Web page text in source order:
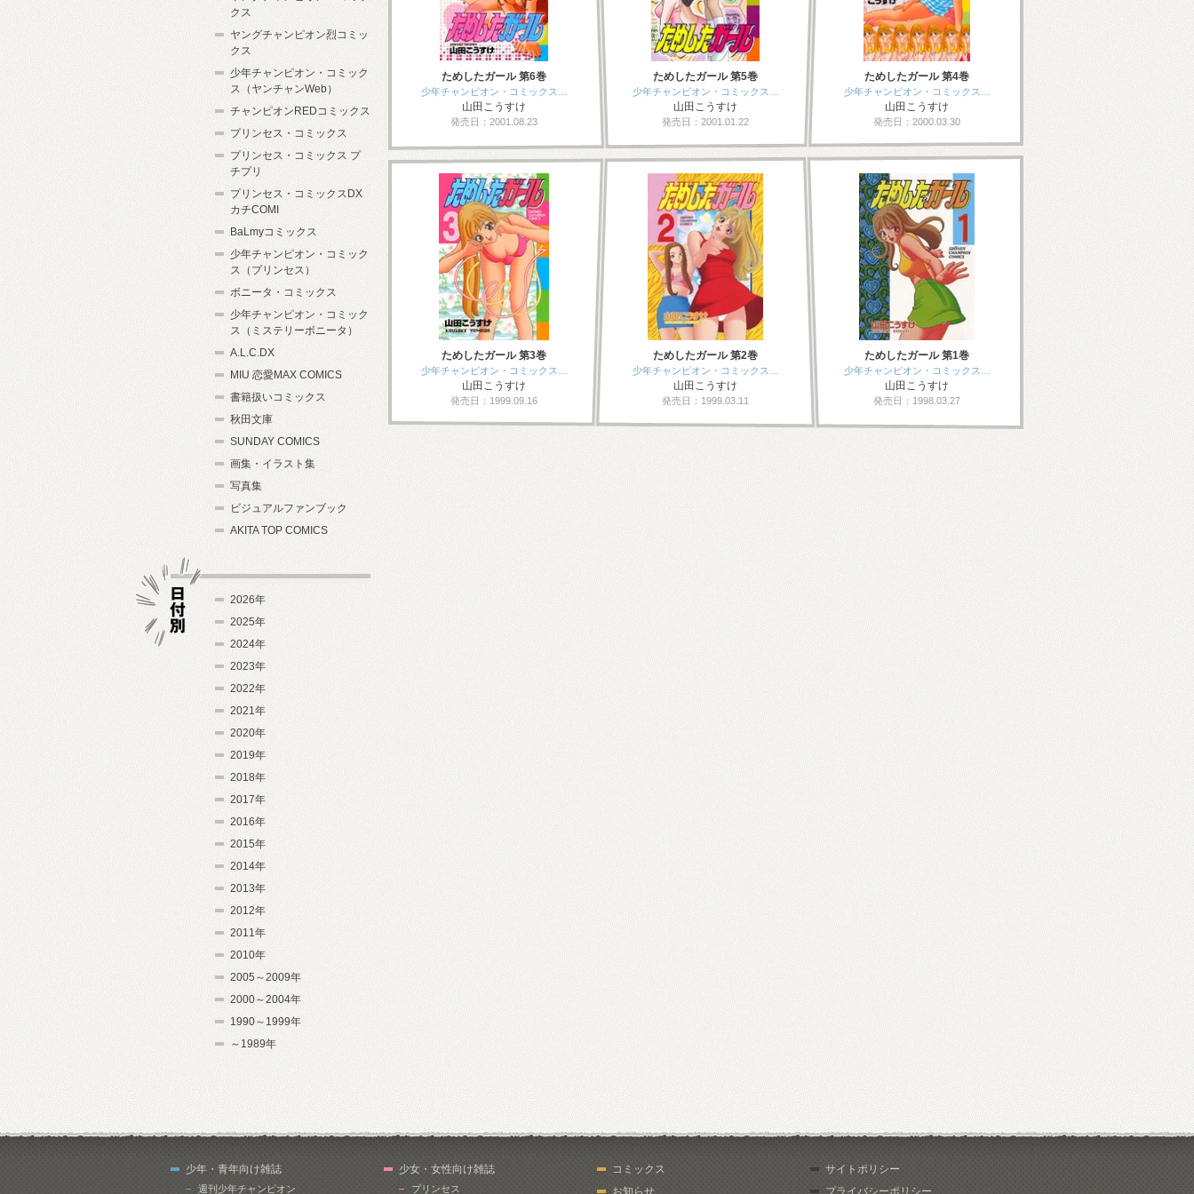
ためしたガール 第6巻
少年チャンピオン・コミックス…
山田こうすけ
発売日：2001.08.23
ためしたガール 第5巻
少年チャンピオン・コミックス…
山田こうすけ
発売日：2001.01.22
ためしたガール 第4巻
少年チャンピオン・コミックス…
山田こうすけ
発売日：2000.03.30
ためしたガール 第3巻
少年チャンピオン・コミックス…
山田こうすけ
発売日：1999.09.16
ためしたガール 第2巻
少年チャンピオン・コミックス…
山田こうすけ
発売日：1999.03.11
ためしたガール 第1巻
少年チャンピオン・コミックス…
山田こうすけ
発売日：1998.03.27
クス
ヤングチャンピオン烈コミッ
クス
少年チャンピオン・コミック
ス（ヤンチャンWeb）
チャンピオンREDコミックス
プリンセス・コミックス
プリンセス・コミックス プ
チプリ
プリンセス・コミックスDX
カチCOMI
BaLmyコミックス
少年チャンピオン・コミック
ス（プリンセス）
ボニータ・コミックス
少年チャンピオン・コミック
ス（ミステリーボニータ）
A.L.C.DX
MIU 恋愛MAX COMICS
書籍扱いコミックス
秋田文庫
SUNDAY COMICS
画集・イラスト集
写真集
ビジュアルファンブック
AKITA TOP COMICS
2026年
2025年
2024年
2023年
2022年
2021年
2020年
2019年
2018年
2017年
2016年
2015年
2014年
2013年
2012年
2011年
2010年
2005～2009年
2000～2004年
1990～1999年
～1989年
少年・青年向け雑誌
週刊少年チャンピオン
少女・女性向け雑誌
プリンセス
コミックス
お知らせ
サイトポリシー
プライバシーポリシー